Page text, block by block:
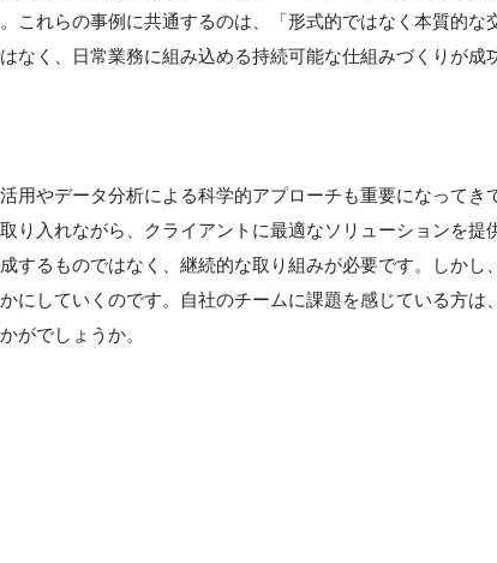
これらの事例に共通するのは、「形式的ではなく本質的な
なく、日常業務に組み込める持続可能な仕組みづくりが成
用やデータ分析による科学的アプローチも重要になってき
り入れながら、クライアントに最適なソリューションを提
するものではなく、継続的な取り組みが必要です。しかし、
していくのです。自社のチームに課題を感じている方は、
がでしょうか。